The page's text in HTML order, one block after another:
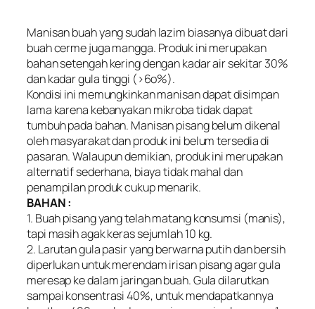
Manisan buah yang sudah lazim biasanya dibuat dari
buah cerme juga mangga. Produk ini merupakan
bahan setengah kering dengan kadar air sekitar 30%
dan kadar gula tinggi (>6o%).
Kondisi ini memungkinkan manisan dapat disimpan
lama karena kebanyakan mikroba tidak dapat
tumbuh pada bahan. Manisan pisang belum dikenal
oleh masyarakat dan produk ini belum tersedia di
pasaran. Walaupun demikian, produk ini merupakan
alternatif sederhana, biaya tidak mahal dan
penampilan produk cukup menarik.
BAHAN :
1. Buah pisang yang telah matang konsumsi (manis),
tapi masih agak keras sejumlah 10 kg.
2. Larutan gula pasir yang berwarna putih dan bersih
diperlukan untuk merendam irisan pisang agar gula
meresap ke dalam jaringan buah. Gula dilarutkan
sampai konsentrasi 40%, untuk mendapatkannya